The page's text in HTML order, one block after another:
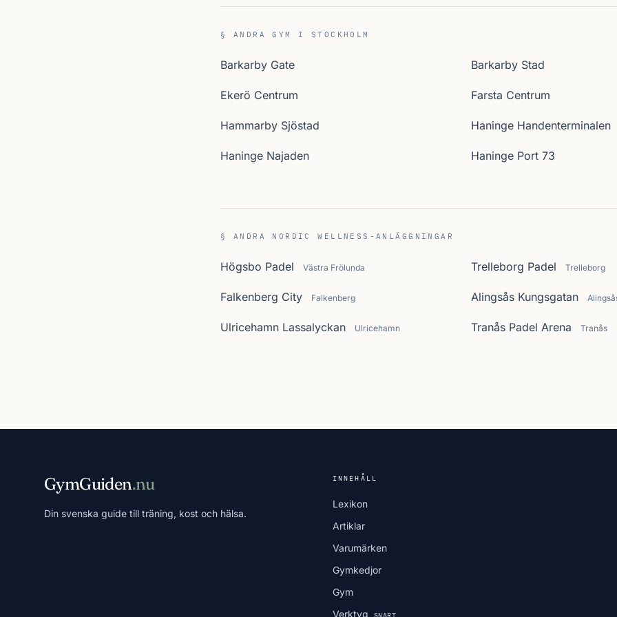
§ ANDRA GYM I STOCKHOLM
Barkarby Gate Barkarby Stad
Ekerö Centrum Farsta Centrum
Hammarby Sjöstad Haninge Handenterminalen
Haninge Najaden Haninge Port 73
§ ANDRA NORDIC WELLNESS-ANLÄGGNINGAR
Högsbo Padel Västra Frölunda Trelleborg Padel Trelleborg
Falkenberg City Falkenberg Alingsås Kungsgatan
Ulricehamn Lassalyckan Ulricehamn Tranås Padel Arena Tranås
GymGuiden.nu
Din svenska guide till träning, kost och hälsa.
INNEHÅLL
Lexikon
Artiklar
Varumärken
Gymkedjor
Gym
Verktyg